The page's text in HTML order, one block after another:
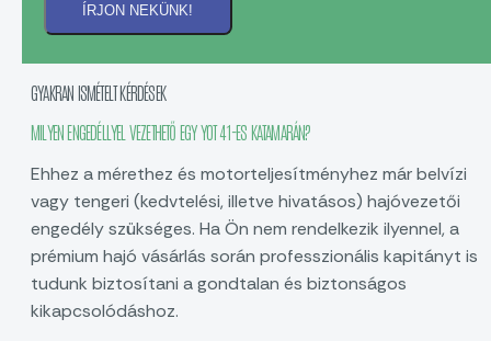
ÍRJON NEKÜNK!
GYAKRAN ISMÉTELT KÉRDÉSEK
MILYEN ENGEDÉLLYEL VEZETHETŐ EGY YOT 41-ES KATAMARÁN?
Ehhez a mérethez és motorteljesítményhez már belvízi
vagy tengeri (kedvtelési, illetve hivatásos) hajóvezetői
engedély szükséges. Ha Ön nem rendelkezik ilyennel, a
prémium hajó vásárlás során professzionális kapitányt is
tudunk biztosítani a gondtalan és biztonságos
kikapcsolódáshoz.